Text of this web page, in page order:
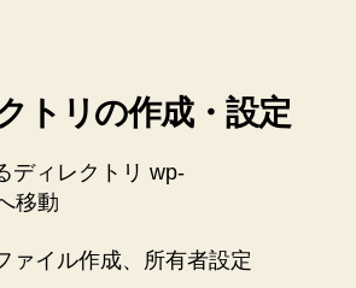
トリの作成・設定
ディレクトリ wp-
移動
ァイル作成、所有者設定